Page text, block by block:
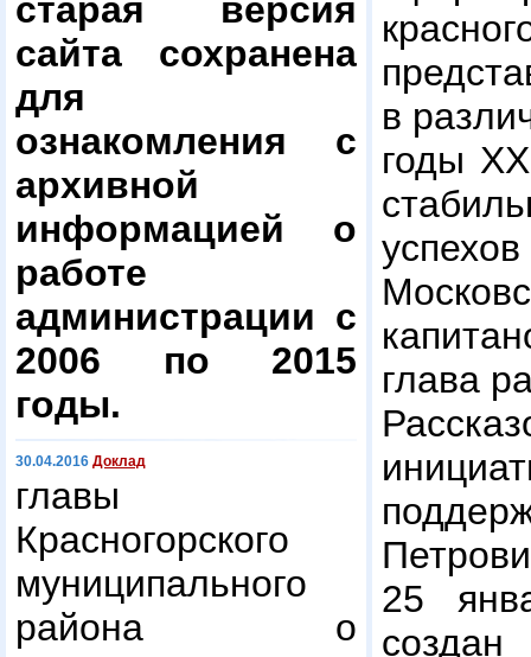
старая версия
сайта сохранена
для
ознакомления с
архивной
информацией о
работе
администрации с
2006 по 2015
годы.
30.04.2016 Доклад
главы
Красногорского
муниципального
района о
в
годы
глава
25